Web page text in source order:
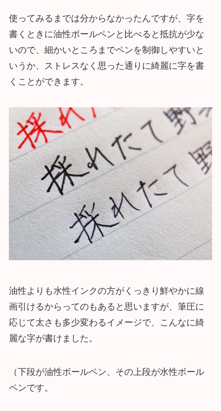
使ってみるまでは分からなかったんですが、字を
書くときに油性ボールペンと比べると抵抗が少な
いので、細かいところまでペンを制御しやすいと
いうか、ストレスなく思った通りに綺麗に字を書
くことができます。
油性よりも水性インクの方がくっきり鮮やかに線
画引けるからってのもあると思いますが、筆圧に
応じて太さも多少変わるイメージで、こんなに綺
麗な字が書けました。
（下段が油性ボールペン、その上段が水性ボール
ペンです。